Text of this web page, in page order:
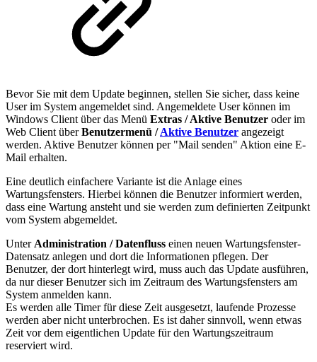
Bevor Sie mit dem Update beginnen, stellen Sie sicher, dass keine
User im System angemeldet sind. Angemeldete User können im
Windows Client über das Menü Extras / Aktive Benutzer oder im
Web Client überBenutzermenü /Aktive Benutzer angezeigt
werden. Aktive Benutzer können per "Mail senden" Aktion eine E-
Mail erhalten.
Eine deutlich einfachere Variante ist die Anlage eines
Wartungsfensters. Hierbei können die Benutzer informiert werden,
dass eine Wartung ansteht und sie werden zum definierten Zeitpunkt
vom System abgemeldet.
Unter Administration / Datenfluss einen neuen Wartungsfenster-
Datensatz anlegen und dort die Informationen pflegen. Der
Benutzer, der dort hinterlegt wird, muss auch das Update ausführen,
da nur dieser Benutzer sich im Zeitraum des Wartungsfensters am
System anmelden kann.
Es werden alle Timer für diese Zeit ausgesetzt, laufende Prozesse
werden aber nicht unterbrochen. Es ist daher sinnvoll, wenn etwas
Zeit vor dem eigentlichen Update für den Wartungszeitraum
reserviert wird.